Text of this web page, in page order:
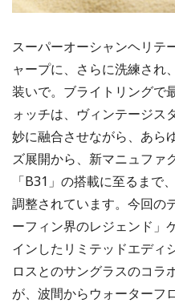
スーパーオーシャンヘリテ
ャープに、さらに洗練され
装いで。ブライトリングで
ォッチは、ヴィンテージス
妙に融合させながら、あら
ズ展開から、新マニュファ
「B31」の搭載に至るまで
調整されています。今回の
ーフィン界のレジェンド」
インしたリミテッドエディ
ロスとのサングラスのコラ
が、波間からウォーターフ